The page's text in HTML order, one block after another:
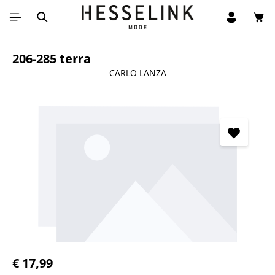
Ga naar de hoofdinhoud
206-285 terra
CARLO LANZA
Normale prijs:
€ 17,99